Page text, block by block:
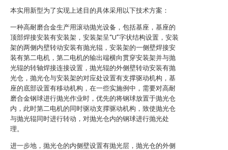
本实用新型为了实现上述目的具体采用以下技术方案：
一种高耐磨合金生产用滚动抛光设备，包括基座，基座的
顶部焊接安装有安装架，安装架呈“U”字状结构设置，安装
架的两侧内壁转动安装有抛光辊，安装架的一侧壁焊接安
装有第二电机，第二电机的输出端横向贯穿安装架并与抛
光辊的转轴焊接连接设置，抛光辊的外侧壁转动安装有抛
光仓，抛光仓与安装架的对应处设置有支撑驱动机构，基
座的底部设置有移动机构，在一些实施例中，需要对高耐
磨合金钢球进行抛光作业时，优先的将钢球放置于抛光仓
内，此时第二电机的同时驱动支撑驱动机构，致使抛光仓
与抛光辊同时进行转动，对抛光仓内的钢球进行抛光处
理。
进一步地，抛光仓的内侧壁设置有抛光层，抛光仓的外侧